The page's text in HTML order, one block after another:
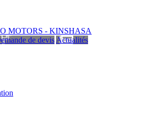
MOTORS - KINSHASA
de devis Actualités